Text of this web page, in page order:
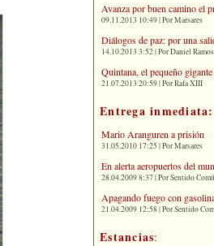
Avanza por buen camino el
09.11.2013 10:49 | Por Marsares
Diálogos de paz: por una
14.10.2013 3:52 | Por Daniel Ramos
Quintana, el pequeño gigante
21.07.2013 20:59 | Por Rafa XIII
Entrega inmediata:
Mario Aranguren a prisión
31.05.2010 17:25 | Por Marsares
En alerta aeropuertos del
28.04.2009 8:37 | Por Sentido
Apagando fuego con
21.04.2009 12:58 | Por Sentido
Estancias: